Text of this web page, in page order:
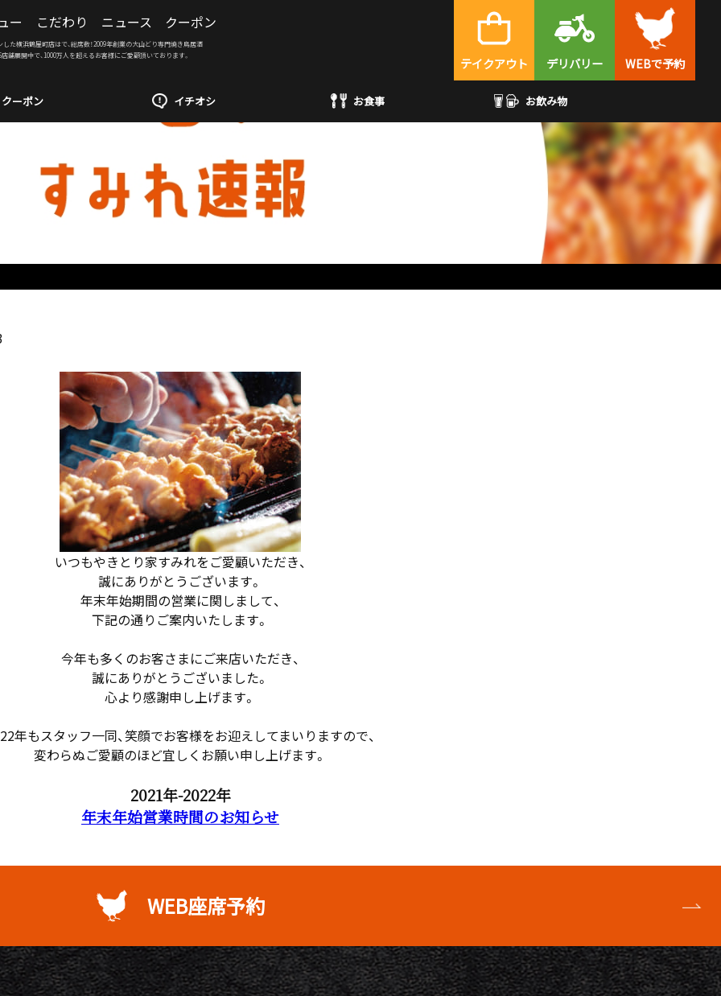
ー こだわり ニュース クーポン
テイクアウト デリバリー WEBで予約
した横浜鶴屋町店はで、総席数！2009年創業の大山どり専門焼き鳥居酒
店舗展開中で、1000万人を超えるお客様にご愛顧頂いております。
クーポン イチオシ お食事 お飲み物
いつもやきとり家すみれをご愛顧いただき、
誠にありがとうございます。
年末年始期間の営業に関しまして、
下記の通りご案内いたします。
今年も多くのお客さまにご来店いただき、
誠にありがとうございました。
心より感謝申し上げます。
年もスタッフ一同、笑顔でお客様をお迎えしてまいりますので、
変わらぬご愛顧のほど宜しくお願い申し上げます。
2021年-2022年
年末年始営業時間のお知らせ
WEB座席予約